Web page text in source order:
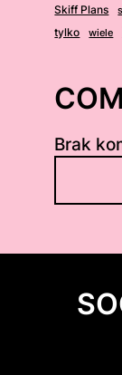
Skiff Plans
tylko wiele
Brak
u
a